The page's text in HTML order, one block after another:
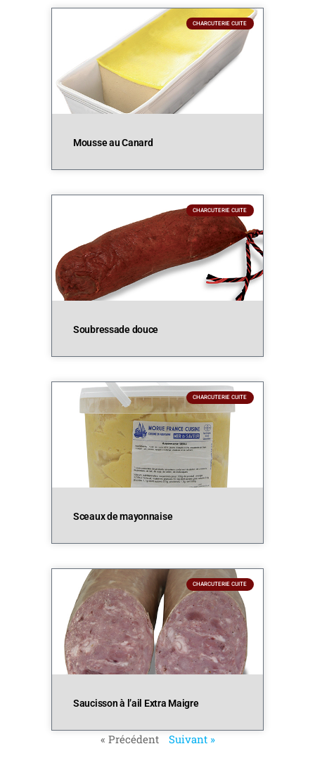
CHARCUTERIE CUITE
Mousse au Canard
CHARCUTERIE CUITE
Soubressade douce
CHARCUTERIE CUITE
Sceaux de mayonnaise
CHARCUTERIE CUITE
Saucisson à l’ail Extra Maigre
« Précédent Suivant »